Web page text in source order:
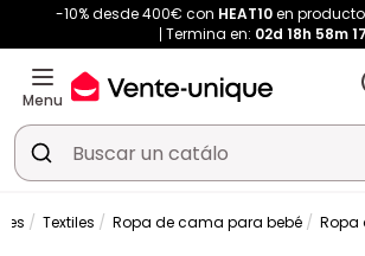
-10% desde 400€ con HEAT10en
Termina en: 02d 18h 58m
Menu
Textiles Ropa de cama para bebé Ropa